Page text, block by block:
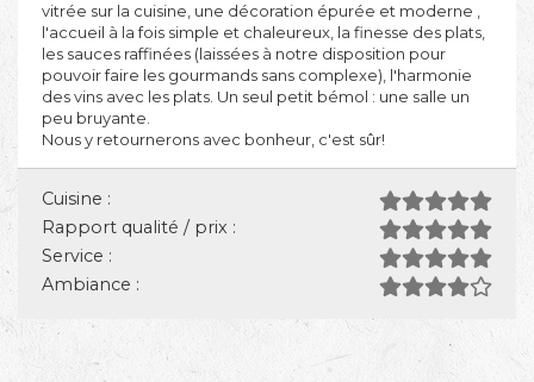
vitrée sur la cuisine, une décoration épurée et moderne ,
l'accueil à la fois simple et chaleureux, la finesse des plats,
les sauces raffinées (laissées à notre disposition pour
pouvoir faire les gourmands sans complexe), l'harmonie
des vins avec les plats. Un seul petit bémol : une salle un
peu bruyante.
Nous y retournerons avec bonheur, c'est sûr!
Cuisine :
Rapport qualité / prix :
Service :
Ambiance :